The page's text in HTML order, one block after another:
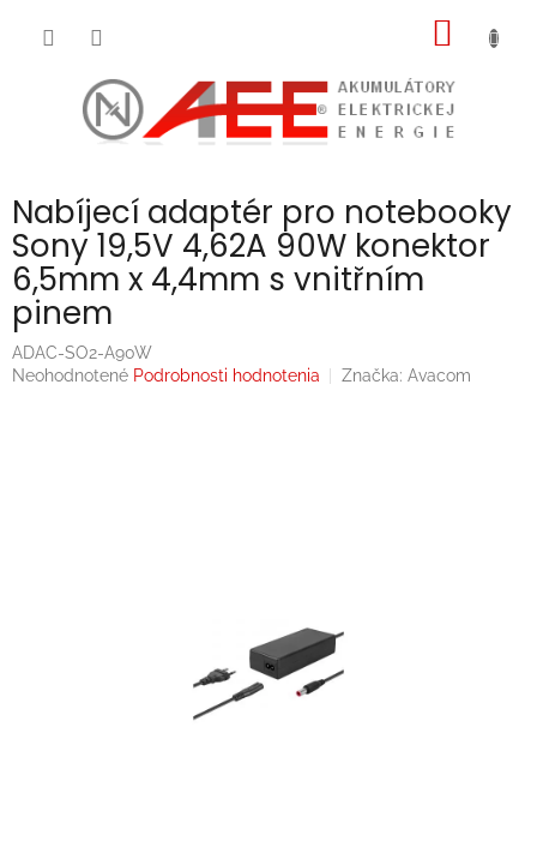
Nabíjecí adaptér pro notebooky
Sony 19,5V 4,62A 90W konektor
6,5mm x 4,4mm s vnitřním
pinem
ADAC-SO2-A90W
Priemerné
Neohodnotené Podrobnosti hodnotenia Značka: Avacom